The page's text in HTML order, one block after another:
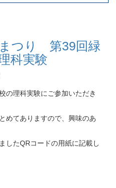
つり 第39回緑
科実験
の理科実験にご参加いただき
めてありますので、興味のあ
したQRコードの用紙に記載し